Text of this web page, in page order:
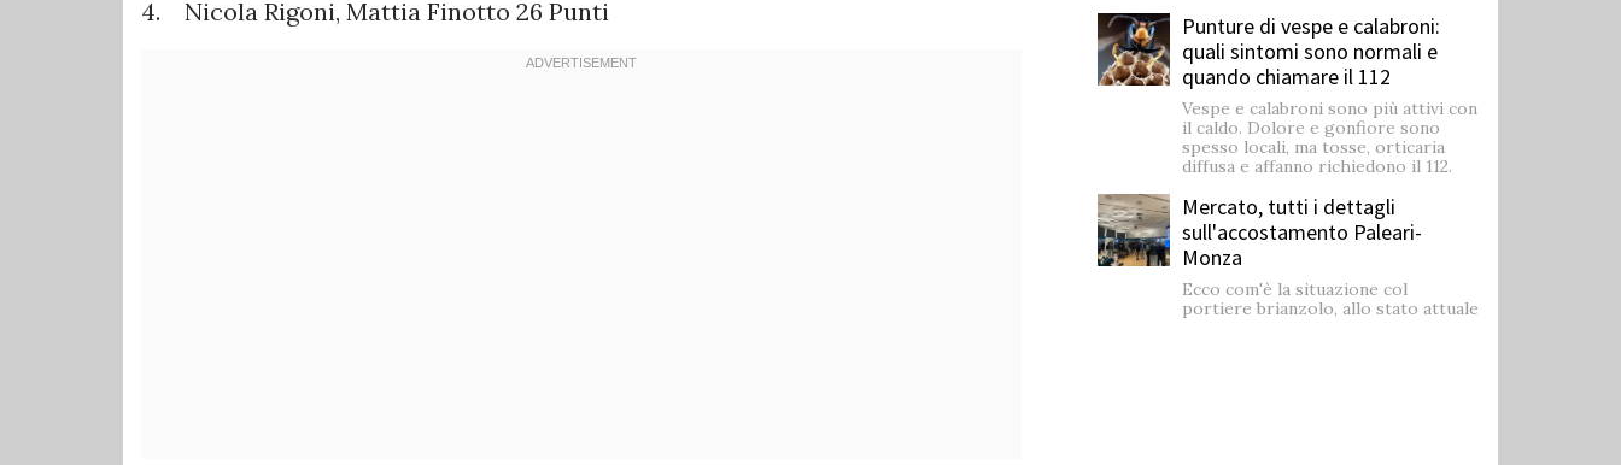
4. Nicola Rigoni, Mattia Finotto 26 Punti
Punture di vespe e calabroni:
quali sintomi sono normali e
quando chiamare il 112
Vespe e calabroni sono più attivi con
il caldo. Dolore e gonfiore sono
spesso locali, ma tosse, orticaria
diffusa e affanno richiedono il 112.
Mercato, tutti i dettagli
sull'accostamento Paleari-
Monza
Ecco com'è la situazione col
portiere brianzolo, allo stato attuale